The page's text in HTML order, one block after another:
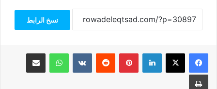
نسخ الرابط
فيسبوك‫X لينكدإن بينتيريست واتساب مشاركة عبر البريد
طباعة